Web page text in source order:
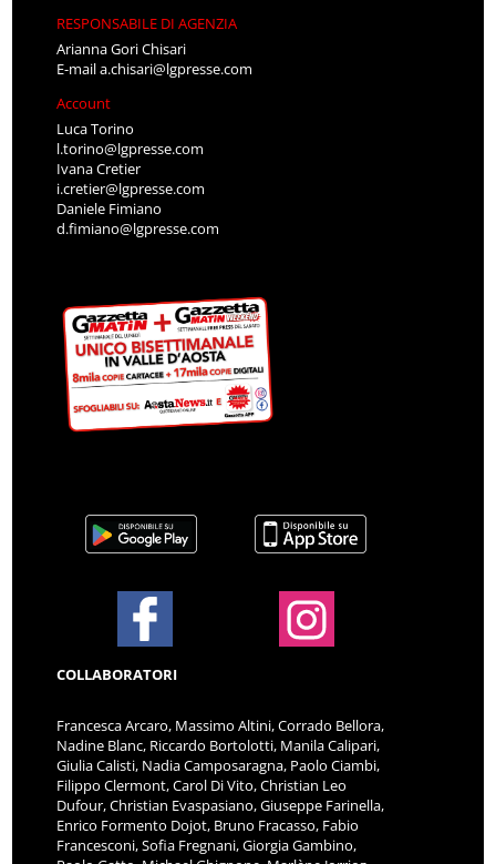
RESPONSABILE DI AGENZIA
Arianna Gori Chisari
E-maila.chisari@lgpresse.com
Account
Luca Torino
l.torino@lgpresse.com
Ivana Cretier
i.cretier@lgpresse.com
Daniele Fimiano
d.fimiano@lgpresse.com
COLLABORATORI
Francesca Arcaro, Massimo Altini, Corrado Bellora,
Nadine Blanc, Riccardo Bortolotti, Manila Calipari,
Giulia Calisti, Nadia Camposaragna, Paolo Ciambi,
Filippo Clermont, Carol Di Vito, Christian Leo
Dufour, Christian Evaspasiano, Giuseppe Farinella,
Enrico Formento Dojot, Bruno Fracasso, Fabio
Francesconi, Sofia Fregnani, Giorgia Gambino,